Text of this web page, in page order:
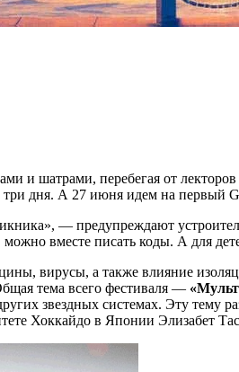
и шатрами, перебегая от
дня. А 27 июня идем на первый
— предупреждают
вместе писать коды. А для
вирусы, а также влияние
тема всего фестиваля —
звездных системах. Эту тему
Хоккайдо в Японии Элизабет